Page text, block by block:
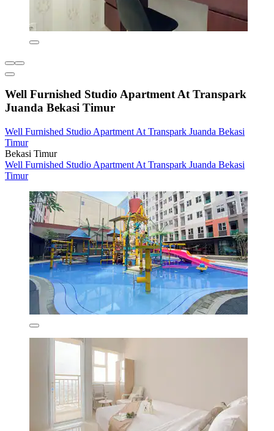
Well Furnished Studio Apartment At Transpark
Juanda Bekasi Timur
Well Furnished Studio Apartment At Transpark Juanda Bekasi
Timur
Bekasi Timur
Well Furnished Studio Apartment At Transpark Juanda Bekasi
Timur